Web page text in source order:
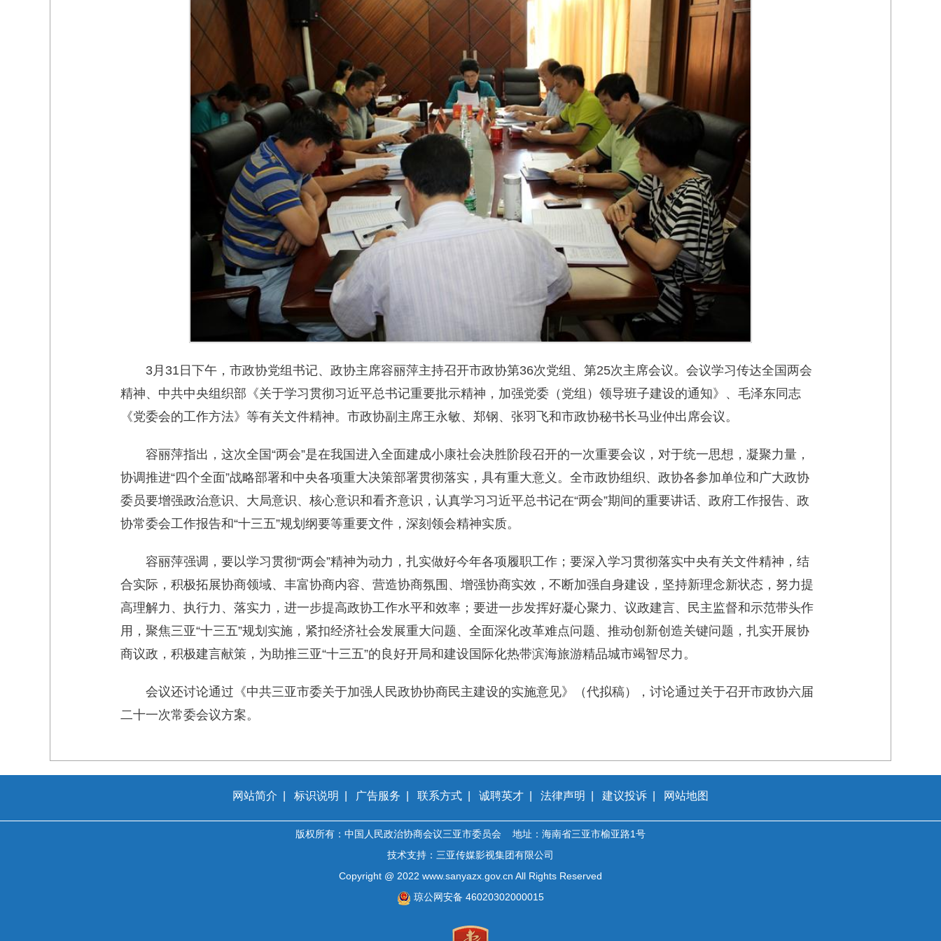
3月31日下午，市政协党组书记、政协主席容丽萍主持召开市政协第36次党组、第25次主席会议。会议学习传达全国两会
精神、中共中央组织部《关于学习贯彻习近平总书记重要批示精神，加强党委（党组）领导班子建设的通知》、毛泽东同志
《党委会的工作方法》等有关文件精神。市政协副主席王永敏、郑钢、张羽飞和市政协秘书长马业仲出席会议。
容丽萍指出，这次全国“两会”是在我国进入全面建成小康社会决胜阶段召开的一次重要会议，对于统一思想，凝聚力量，
协调推进“四个全面”战略部署和中央各项重大决策部署贯彻落实，具有重大意义。全市政协组织、政协各参加单位和广大政协
委员要增强政治意识、大局意识、核心意识和看齐意识，认真学习习近平总书记在“两会”期间的重要讲话、政府工作报告、政
协常委会工作报告和“十三五”规划纲要等重要文件，深刻领会精神实质。
容丽萍强调，要以学习贯彻“两会”精神为动力，扎实做好今年各项履职工作；要深入学习贯彻落实中央有关文件精神，结
合实际，积极拓展协商领域、丰富协商内容、营造协商氛围、增强协商实效，不断加强自身建设，坚持新理念新状态，努力提
高理解力、执行力、落实力，进一步提高政协工作水平和效率；要进一步发挥好凝心聚力、议政建言、民主监督和示范带头作
用，聚焦三亚“十三五”规划实施，紧扣经济社会发展重大问题、全面深化改革难点问题、推动创新创造关键问题，扎实开展协
商议政，积极建言献策，为助推三亚“十三五”的良好开局和建设国际化热带滨海旅游精品城市竭智尽力。
会议还讨论通过《中共三亚市委关于加强人民政协协商民主建设的实施意见》（代拟稿），讨论通过关于召开市政协六届
二十一次常委会议方案。
网站简介 标识说明 广告服务 联系方式 诚聘英才 法律声明 建议投诉 网站地图
版权所有：中国人民政治协商会议三亚市委员会 地址：海南省三亚市榆亚路1号
技术支持：三亚传媒影视集团有限公司
Copyright @ 2022 www.sanyazx.gov.cn All Rights Reserved
琼公网安备 46020302000015